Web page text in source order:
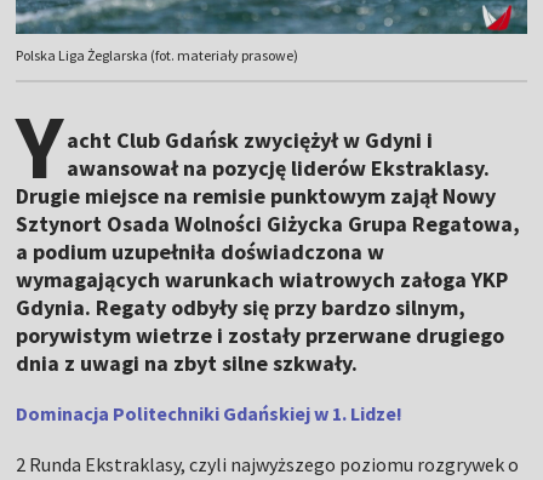
Polska Liga Żeglarska (fot. materiały prasowe)
Yacht Club Gdańsk zwyciężył w Gdyni i
awansował na pozycję liderów Ekstraklasy.
Drugie miejsce na remisie punktowym zajął Nowy
Sztynort Osada Wolności Giżycka Grupa Regatowa,
a podium uzupełniła doświadczona w
wymagających warunkach wiatrowych załoga YKP
Gdynia. Regaty odbyły się przy bardzo silnym,
porywistym wietrze i zostały przerwane drugiego
dnia z uwagi na zbyt silne szkwały.
Dominacja Politechniki Gdańskiej w 1. Lidze!
2 Runda Ekstraklasy, czyli najwyższego poziomu rozgrywek o